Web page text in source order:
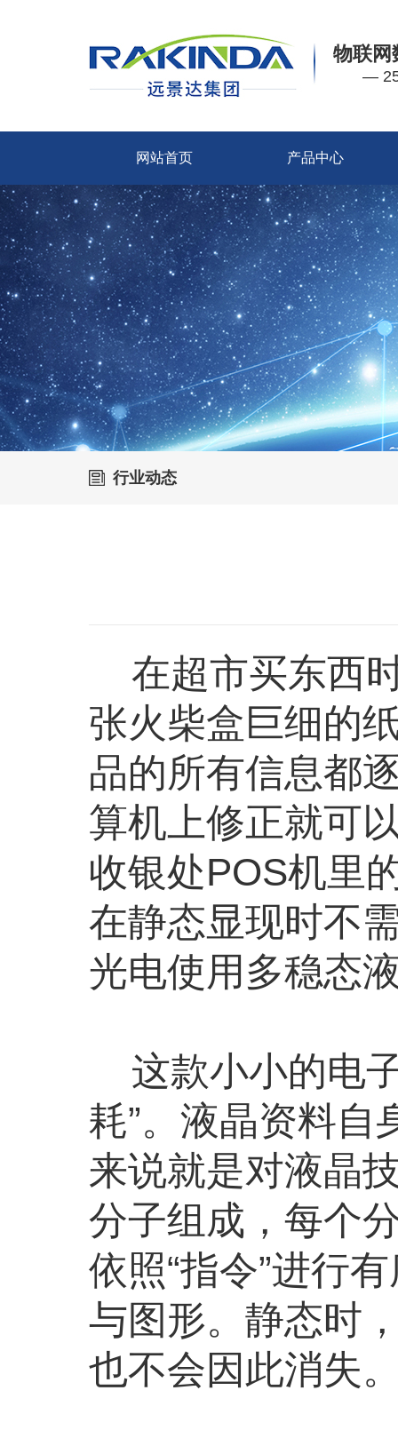
物联网
—
网站首页 产品中心
行业动态
在超市买东西
张火柴盒巨细的
品的所有信息都
算机上修正就可
收银处POS机里
在静态显现时不
光电使用多稳态
这款小小的电
耗”。液晶资料自
来说就是对液晶
分子组成，每个
依照“指令”进行
与图形。静态时
也不会因此消失